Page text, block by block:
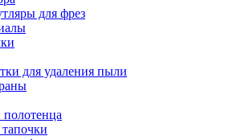
для фрез
для удаления пыли